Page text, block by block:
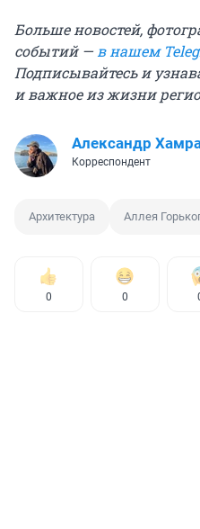
Больше новостей,
событий — в нашем
Подписывайтесь и
и важное из жизни
Александр
Корреспондент
Архитектура Аллея
0 0